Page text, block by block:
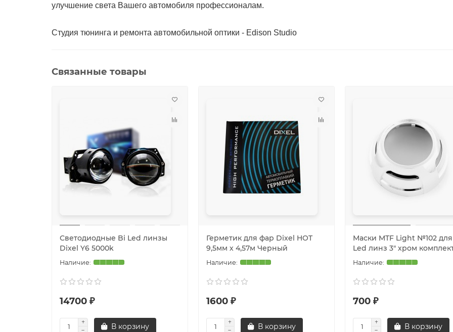
улучшение света Вашего автомобиля профессионалам.
Студия тюнинга и ремонта автомобильной оптики - Edison Studio
Связанные товары
Светодиодные Bi Led линзы
Dixel Y6 5000k
14700 ₽
В корзину
Герметик для фар Dixel HOT
9,5мм х 4,57м Черный
1600 ₽
В корзину
Маски MTF Light №102
Led линз 3" хром
700 ₽
В корзину